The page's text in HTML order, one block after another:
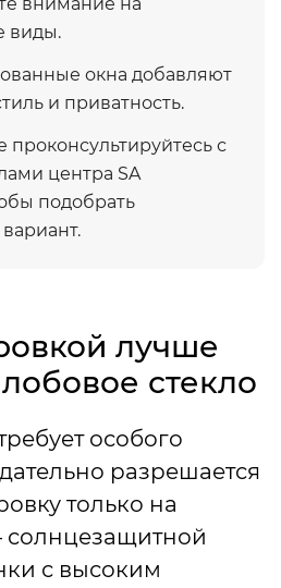
виды.
окна добавляют
и приватность.
проконсультируйтесь с
центра SA
подобрать
лучше
стекло
особого
разрешается
только на
солнцезащитной
с высоким